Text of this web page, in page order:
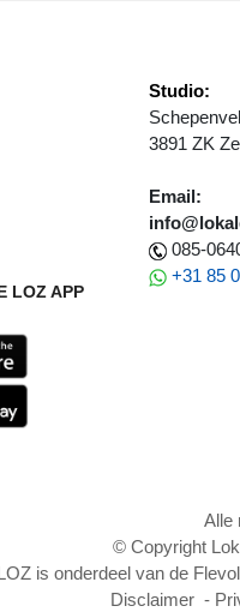
LOZ APP
Studio:
3891 ZK
Email:
085-
+31 85
© Copyright
LOZ is onderdeel van de
Disclaimer -